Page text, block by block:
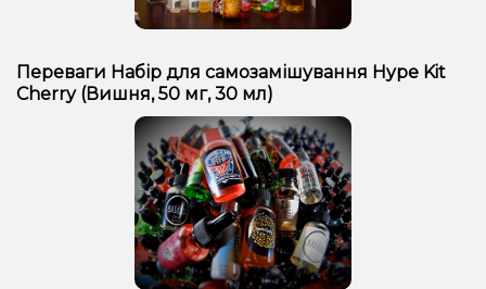
Переваги Набір для самозамішування Hype Kit
Cherry (Вишня, 50 мг, 30 мл)